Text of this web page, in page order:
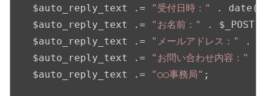
   $auto_reply_text .=
"受付日時：" . date(
   $auto_reply_text .=
"お名前：" . $_POST[
   $auto_reply_text .=
"メールアドレス："
.
   $auto_reply_text .=
"お問い合わせ内容："
   $auto_reply_text .=
"○○事務局" ;